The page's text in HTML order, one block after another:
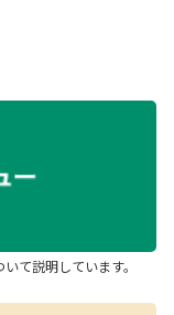
て説明しています。